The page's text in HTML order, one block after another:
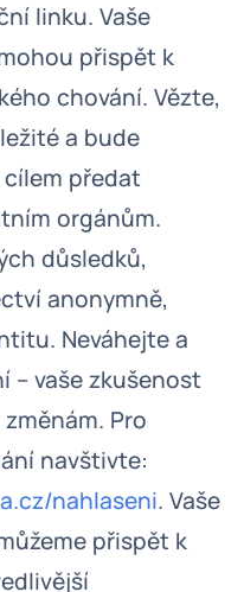
linku. Vaše
přispět k
chování. Vězte,
a bude
předat
orgánům.
důsledků,
anonymně,
Neváhejte a
– vaše zkušenost
Pro
navštivte:
nahlaseni. Vaše
přispět k